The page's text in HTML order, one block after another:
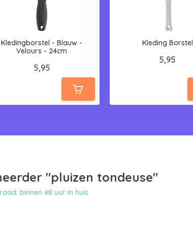
Kledingborstel - Blauw -
Velours - 24cm
5,95
Kleding Borstel
5,95
"pluizen tondeuse"
binnen 48 uur in huis